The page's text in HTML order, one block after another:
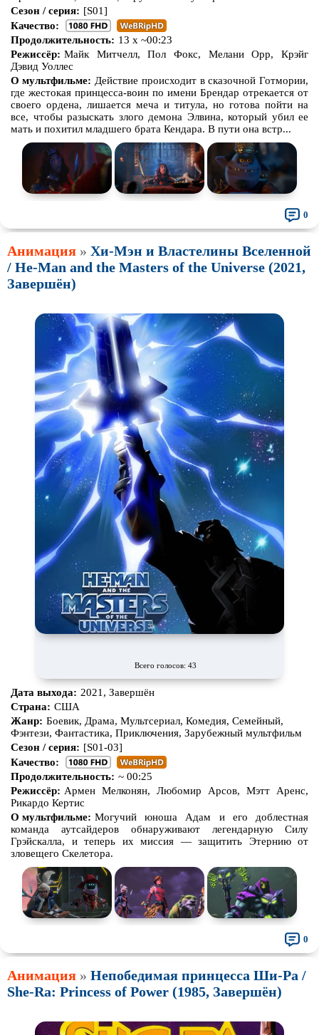
Сезон / серия: [S01]
Качество:
Продолжительность: 13 x ~00:23
Режиссёр: Майк Митчелл, Пол Фокс, Мелани Орр, Крэйг
Дэвид Уоллес
О мультфильме: Действие происходит в сказочной Готмории,
где жестокая принцесса-воин по имени Брендар отрекается от
своего ордена, лишается меча и титула, но готова пойти на
все, чтобы разыскать злого демона Элвина, который убил ее
мать и похитил младшего брата Кендара. В пути она встр...
0
Анимация » Хи-Мэн и Властелины Вселенной
/ He-Man and the Masters of the Universe (2021,
Завершён)
Всего голосов: 43
Дата выхода: 2021, Завершён
Страна: США
Жанр: Боевик, Драма, Мультсериал, Комедия, Семейный,
Фэнтези, Фантастика, Приключения, Зарубежный мультфильм
Сезон / серия: [S01-03]
Качество:
Продолжительность: ~ 00:25
Режиссёр: Армен Мелконян, Любомир Арсов, Мэтт Аренс,
Рикардо Кертис
О мультфильме: Могучий юноша Адам и его доблестная
команда аутсайдеров обнаруживают легендарную Силу
Грэйскалла, и теперь их миссия — защитить Этернию от
зловещего Скелетора.
0
Анимация » Непобедимая принцесса Ши-Ра /
She-Ra: Princess of Power (1985, Завершён)